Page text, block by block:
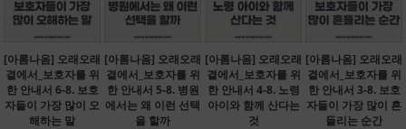
[아롬나옴] 오래오래
곁에서_보호자를 위
한 안내서 6-8. 보호
자들이 가장 많이 오
해하는 말
[아롬나옴] 오래오래
곁에서_보호자를 위
한 안내서 5-8. 병원
에서는 왜 이런 선택
을 할까
[아롬나옴] 오래오래
곁에서_보호자를 위
한 안내서 4-8. 노령
아이와 함께 산다는
것
[아롬나옴] 오래오래
곁에서_보호자를 위
한 안내서 3-8. 보호
자들이 가장 많이 흔
들리는 순간